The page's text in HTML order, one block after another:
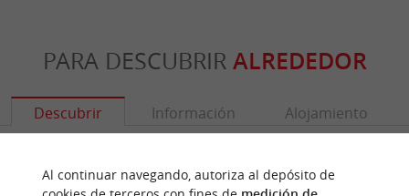
PARA DESCUBRIR ALREDEDOR
Descubrir Información Alojamiento
Al continuar navegando, autoriza al depósito de